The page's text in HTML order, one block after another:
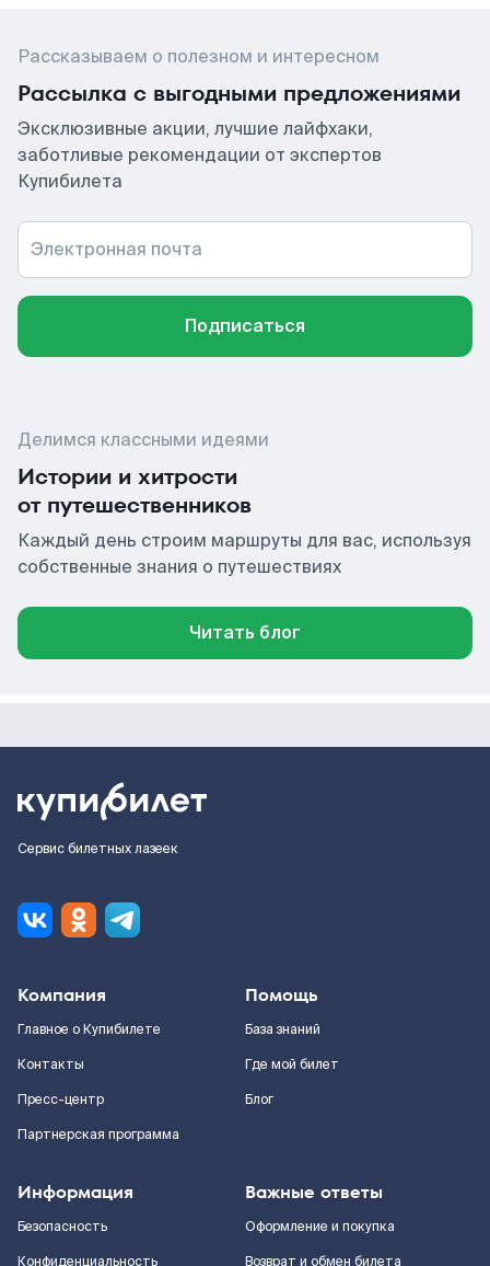
Рассказываем о полезном и интересном
Рассылка с выгодными предложениями
Эксклюзивные акции, лучшие лайфхаки,
заботливые рекомендации от экспертов
Купибилета
Электронная почта
Подписаться
Делимся классными идеями
Истории и хитрости
от путешественников
Каждый день строим маршруты для вас, используя
собственные знания о путешествиях
Читать блог
Сервис билетных лазеек
Компания
Главное о Купибилете
Контакты
Пресс-центр
Партнерская программа
Помощь
База знаний
Где мой билет
Блог
Информация
Безопасность
Конфиденциальность
Важные ответы
Оформление и покупка
Возврат и обмен билета